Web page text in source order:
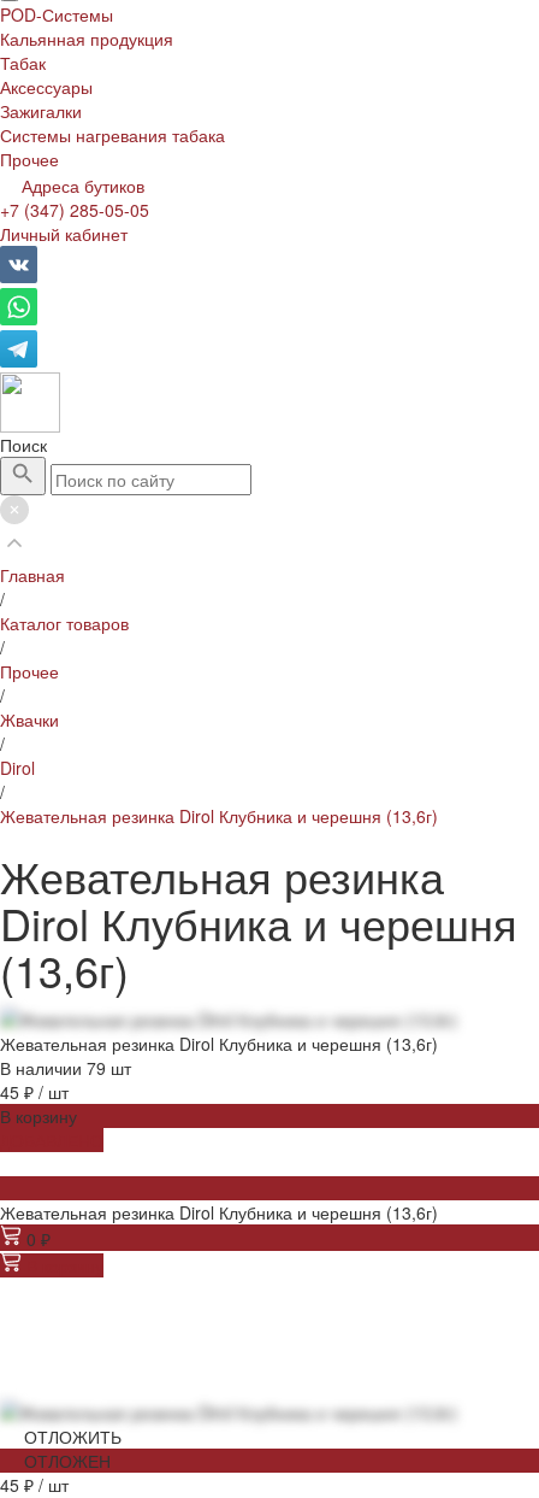
POD-Системы
Кальянная продукция
Табак
Аксессуары
Зажигалки
Системы нагревания табака
Прочее
Адреса бутиков
+7 (347) 285-05-05
Личный кабинет
Поиск
Главная
/
Каталог товаров
/
Прочее
/
Жвачки
/
Dirol
/
Жевательная резинка Dirol Клубника и черешня (13,6г)
Жевательная резинка
Dirol Клубника и черешня
(13,6г)
Жевательная резинка Dirol Клубника и черешня (13,6г)
В наличии 79 шт
45 ₽ / шт
В корзину
Жевательная резинка Dirol Клубника и черешня (13,6г)
0 ₽
ОТЛОЖИТЬ
ОТЛОЖЕН
45 ₽ / шт